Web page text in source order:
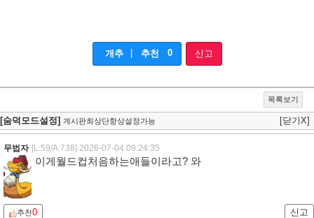
개추 추천 0 신고
목록보기
[숨덕모드설정] 게시판최상단항상설정가능 [닫기X]
무법자 [L:59/A:738] 2026-07-04 09:24:35
이게월드컵처음하는애들이라고? 와
추천0 신고